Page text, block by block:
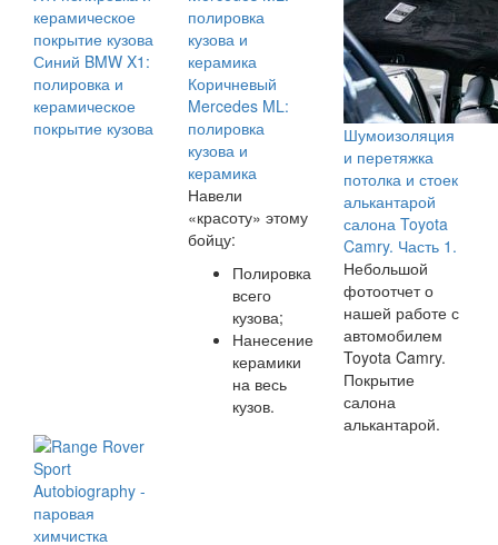
Синий BMW X1:
полировка и
керамическое
покрытие кузова
Коричневый
Mercedes ML:
полировка
кузова и
керамика
Навели
«красоту» этому
бойцу:
Полировка
всего
кузова;
Нанесение
керамики
на весь
кузов.
Шумоизоляция
и перетяжка
потолка и стоек
алькантарой
салона Toyota
Camry. Часть 1.
Небольшой
фотоотчет о
нашей работе с
автомобилем
Toyota Camry.
Покрытие
салона
алькантарой.